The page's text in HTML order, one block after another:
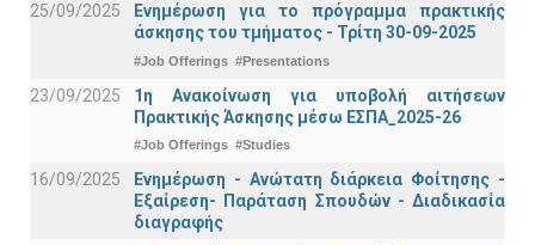
25/09/2025
Ενημέρωση για το πρόγραμμα πρακτικής
άσκησης του τμήματος - Τρίτη 30-09-2025
#Job Offerings #Presentations
23/09/2025
1η Ανακοίνωση για υποβολή αιτήσεων
Πρακτικής Άσκησης μέσω ΕΣΠΑ_2025-26
#Job Offerings #Studies
16/09/2025
Ενημέρωση - Ανώτατη διάρκεια Φοίτησης -
Εξαίρεση- Παράταση Σπουδών - Διαδικασία
διαγραφής